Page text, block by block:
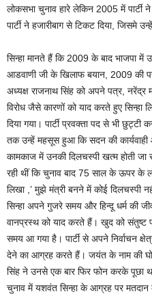
लोकसभा चुनाव हारे लेकिन 2005 में पार्टी
पार्टी ने हजारीबाग से टिकट दिया, जिसमे
सिन्हा मानते हैं कि 2009 के बाद भाजपा में
आडवाणी जी के खिलाफ बयान, 2009 की
अध्यक्ष राजनाथ सिंह को अपने पत्र, नरेंद्र
विरोध जैसे कारणों को याद करते हुए सिन्हा
दिया गया। पार्टी प्रवक्ता पद से भी
तक उन्हें महसूस हुआ कि सदन की कार्यवाही
कामकाज में उनकी दिलचस्पी खत्म होती जा
रही थीं कि चुनाव बाद 75 साल के ऊपर के
लिखा ,’ मुझे मंत्री बनने में कोई दिलचस्पी
सिन्हा अपने गुजरे समय और हिन्दू धर्म की
वानप्रस्थ को याद करते हैं। खुद को संतुष्ट
समय आ गया है। पार्टी से अपने निर्वाचन
देने का आग्रह करते हैं। जयंत के नाम की
सिंह ने उनसे एक बार फिर फोन करके पूछा
चुनाव में यशवंत सिन्हा के आग्रह पर मतदान